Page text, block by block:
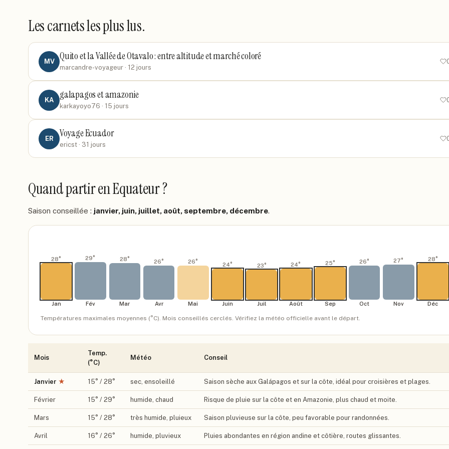
Les carnets les plus lus.
MV Quito et la Vallée de Otavalo : entre altitude et marché coloré
marcandre-voyageur · 12 jours
KA galapagos et amazonie
karkayoyo76 · 15 jours
ER Voyage Ecuador
ericst · 31 jours
Quand partiren Equateur?
Saison conseillée : janvier, juin, juillet, août, septembre, décembre.
28°
Jan
29°
Fév
28°
Mar
26°
Avr
26°
Mai
24°
Juin
23°
Juil
24°
Août
25°
Sep
26°
Oct
27°
Nov
28°
Déc
Températures maximales moyennes (°C). Mois conseillés cerclés. Vérifiez la météo officielle avant le départ.
Mois
Temp.
(°C)
Météo Conseil
Janvier ★ 15° / 28° sec, ensoleillé Saison sèche aux Galápagos et sur la côte, idéal pour croisières et plages.
Février 15° / 29° humide, chaud Risque de pluie sur la côte et en Amazonie, plus chaud et moite.
Mars 15° / 28° très humide, pluieux Saison pluvieuse sur la côte, peu favorable pour randonnées.
Avril 16° / 26° humide, pluvieux Pluies abondantes en région andine et côtière, routes glissantes.